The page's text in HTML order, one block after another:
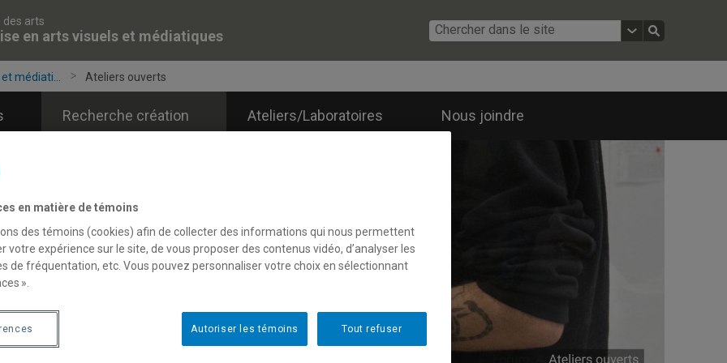
des arts
en arts visuels et médiatiques
médiati... Ateliers ouverts
Recherche création Ateliers/Laboratoires Nous joindre
en matière de témoins
des témoins (cookies) afin de collecter des informations qui nous permettent
votre expérience sur le site, de vous proposer des contenus vidéo, d’analyser les
de fréquentation, etc. Vous pouvez personnaliser votre choix en sélectionnant
».
Tout refuser
Autoriser les témoins